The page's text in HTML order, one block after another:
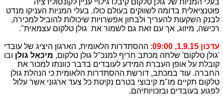
בעלי המניות של גולן טלקום קיבלו גילויי עניין לקונסולידציה
פוטנציאלית בדומה לשווקים בעולם כולו. בעלי המניות העניקו מנדט
לבנק השקעות להעריך ולבחון אפשרויות שיכולות להוביל למכירה,
רכישה, מיזוג, אך עם זאת גם לשמור את גולן טלקום עצמאית".
עדכון 1.9.15, 09:00
: ההסתדרות הלאומית, הארגון היציג של עובדי
'גולן טלקום' שלחה מכתב חריף למנכ"ל גולן טלקום, מיכאל גולן ובו
קובלת על אופן העברת המידע לעובדים בדבר כוונתו למכור את
החברה. עוד במכתב, דורשת ההסתדרות הלאומית כי הנהלת גולן
טלקום תקיים מו"מ קיבוצי בטרם נקיטת כל צעד ארגוני אשר עלול
לפגוע בעובדים ובזכויותיהם.